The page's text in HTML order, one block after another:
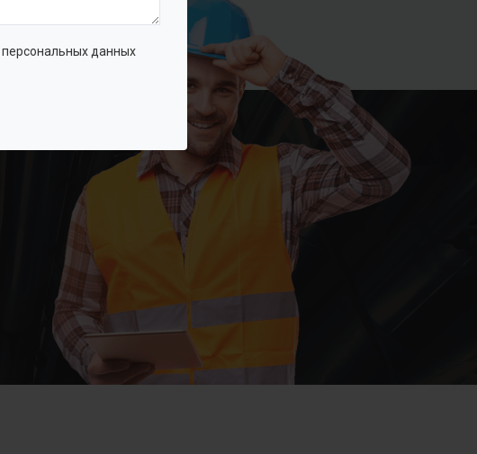
персональных данных